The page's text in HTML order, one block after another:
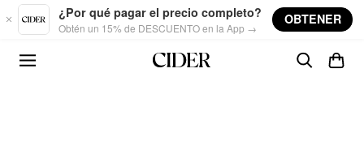
Skip to main content
¿Por qué pagar el precio completo?
Obtén un 15% de DESCUENTO en la App →
OBTENER